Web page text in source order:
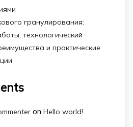
гранулирования:
технологический
и практические
on Hello world!